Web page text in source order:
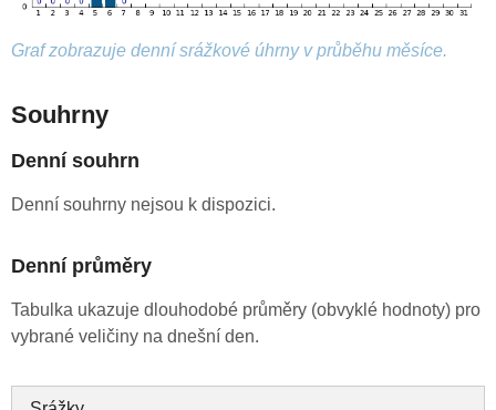
Graf zobrazuje denní srážkové úhrny v průběhu měsíce.
Souhrny
Denní souhrn
Denní souhrny nejsou k dispozici.
Denní průměry
Tabulka ukazuje dlouhodobé průměry (obvyklé hodnoty) pro
vybrané veličiny na dnešní den.